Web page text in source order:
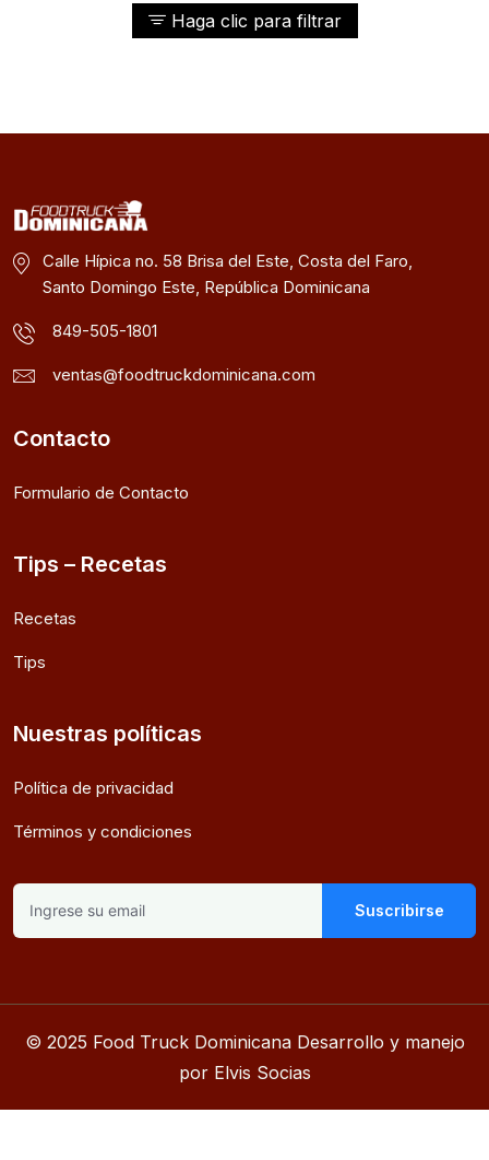
Haga clic para filtrar
Calle Hípica no. 58 Brisa del Este, Costa del Faro,
Santo Domingo Este, República Dominicana
849-505-1801
ventas@foodtruckdominicana.com
Contacto
Formulario de Contacto
Tips – Recetas
Recetas
Tips
Nuestras políticas
Política de privacidad
Términos y condiciones
Suscribirse
© 2025 Food Truck Dominicana Desarrollo y manejo
por Elvis Socias